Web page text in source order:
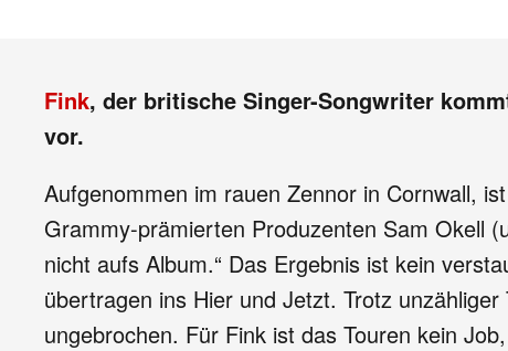
Fink, der britische Singer-Songwriter
vor.
Aufgenommen im rauen Zennor in Cornwall,
Grammy-prämierten Produzenten Sam Okell
nicht aufs Album.“ Das Ergebnis ist kein
übertragen ins Hier und Jetzt. Trotz
ungebrochen. Für Fink ist das Touren kein